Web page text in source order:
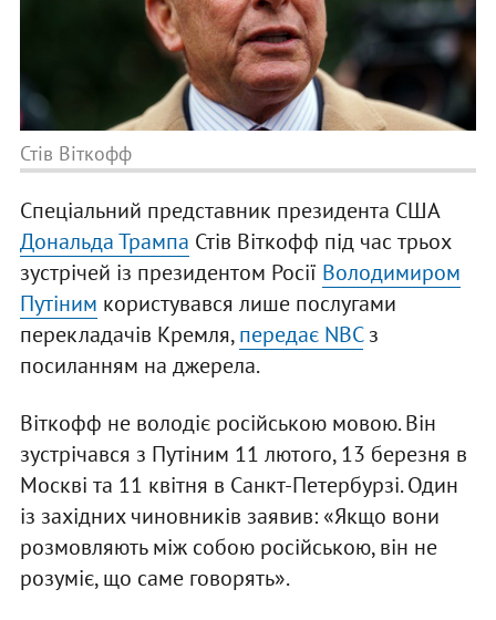
Стів Віткофф
Спеціальний представник президента США
Дональда Трампа Стів Віткофф під час трьох
зустрічей із президентом Росії Володимиром
Путіним користувався лише послугами
перекладачів Кремля,передає NBCз
посиланням на джерела.
Віткофф не володіє російською мовою. Він
зустрічався з Путіним 11 лютого, 13 березня в
Москві та 11 квітня в Санкт-Петербурзі. Один
із західних чиновників заявив: «Якщо вони
розмовляють між собою російською, він не
розуміє, що саме говорять».